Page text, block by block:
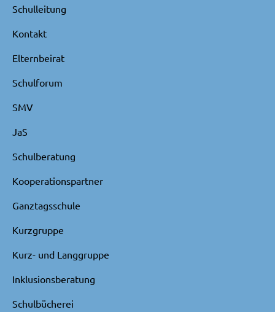
Schulleitung
Kontakt
Elternbeirat
Schulforum
SMV
JaS
Schulberatung
Kooperationspartner
Ganztagsschule
Kurzgruppe
Kurz- und Langgruppe
Inklusionsberatung
Schulbücherei